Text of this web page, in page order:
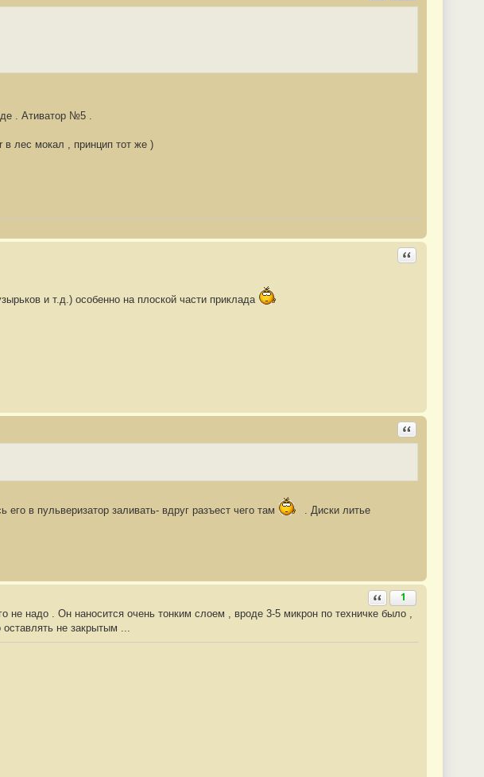
. Ативатор №5 .
лес мокал , принцип тот же )
Ответить с
и т.д.) особенно на плоской части приклада
Ответить с
его в пульверизатор заливать- вдруг разъест чего там
. Диски литье
Ответить с цитатой
1
не надо . Он наносится очень тонким слоем , вроде 3-5 микрон по техничке было ,
оставлять не закрытым ...